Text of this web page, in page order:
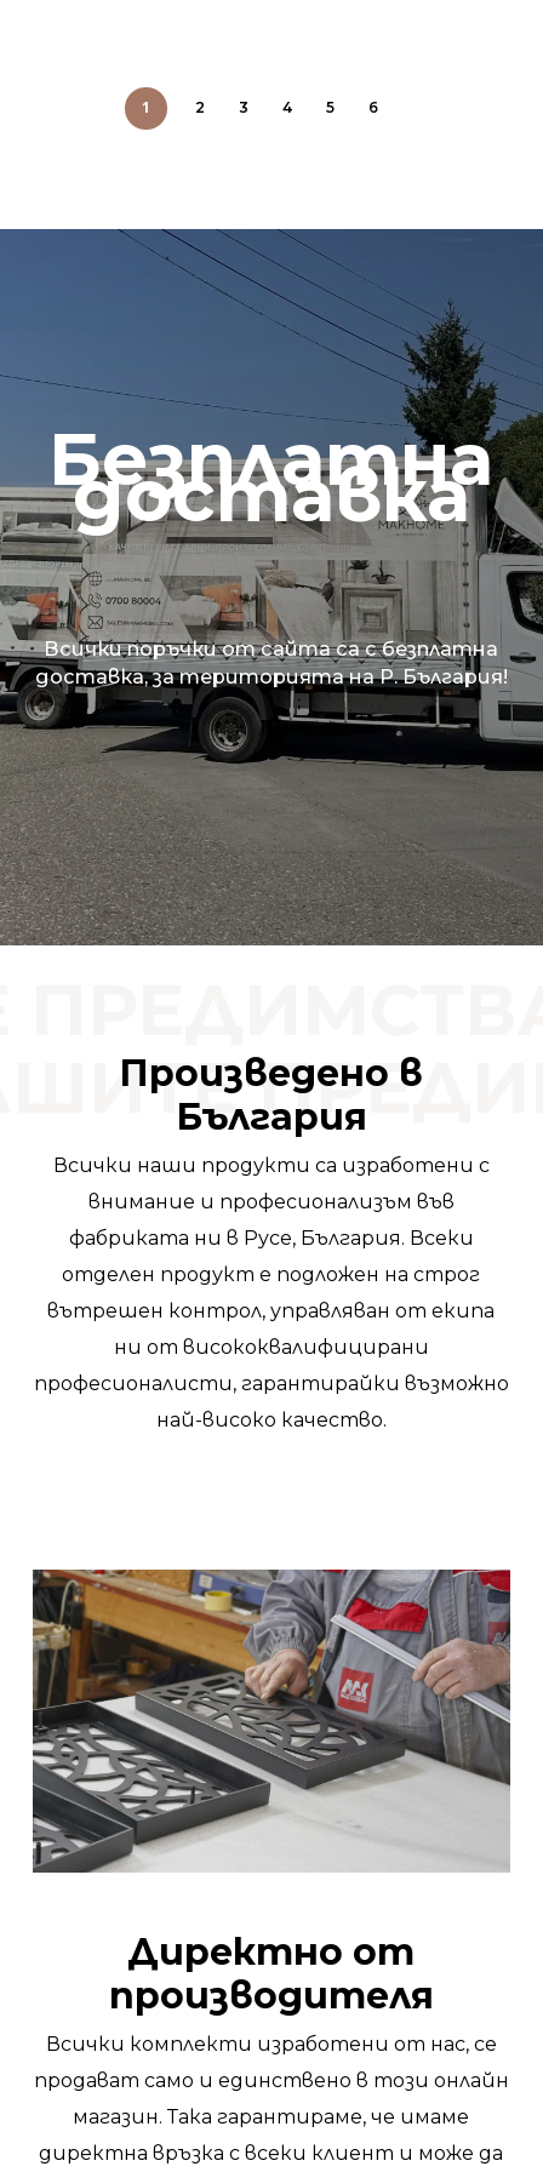
1 2 3 4 5 6
Безплатна
доставка
Всички поръчки от сайта са с безплатна
доставка, за територията на Р. България!
Произведено в
България
Всички наши продукти са изработени с
внимание и професионализъм във
фабриката ни в Русе, България. Всеки
отделен продукт е подложен на строг
вътрешен контрол, управляван от екипа
ни от висококвалифицирани
професионалисти, гарантирайки възможно
най-високо качество.
Директно от
производителя
Всички комплекти изработени от нас, се
продават само и единствено в този онлайн
магазин. Така гарантираме, че имаме
директна връзка с всеки клиент и може да